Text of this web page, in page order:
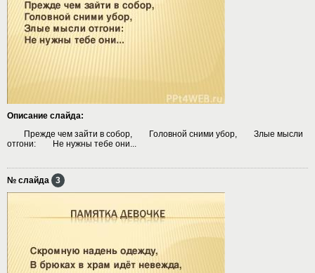
Описание слайда:
Прежде чем зайти в собор, Головной сними убор, Злые мысли
отгони: Не нужны тебе они...
№ слайда 3